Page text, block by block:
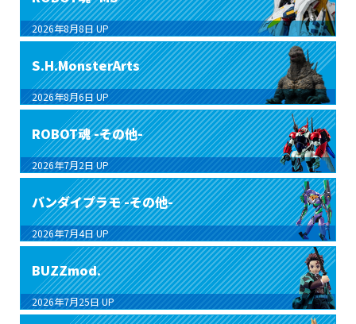
2026年8月8日 UP
S.H.MonsterArts
2026年8月6日 UP
ROBOT魂 -その他-
2026年7月2日 UP
バンダイプラモ -その他-
2026年7月4日 UP
BUZZmod.
2026年7月25日 UP